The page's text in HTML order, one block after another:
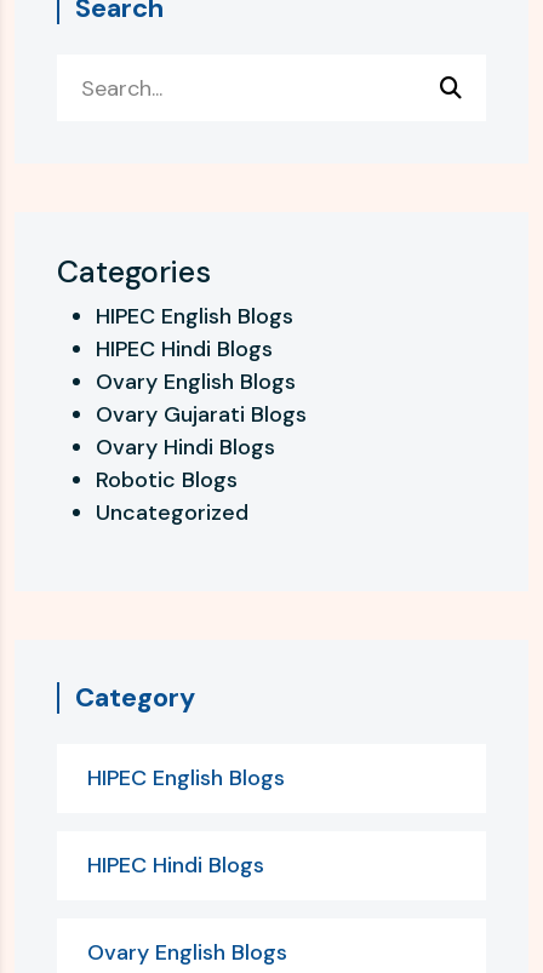
Search
Categories
HIPEC English Blogs
HIPEC Hindi Blogs
Ovary English Blogs
Ovary Gujarati Blogs
Ovary Hindi Blogs
Robotic Blogs
Uncategorized
Category
HIPEC English Blogs
HIPEC Hindi Blogs
Ovary English Blogs